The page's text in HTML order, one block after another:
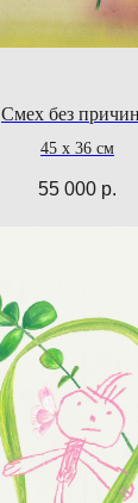
Смех без
45 х 36 см
55 000 р.